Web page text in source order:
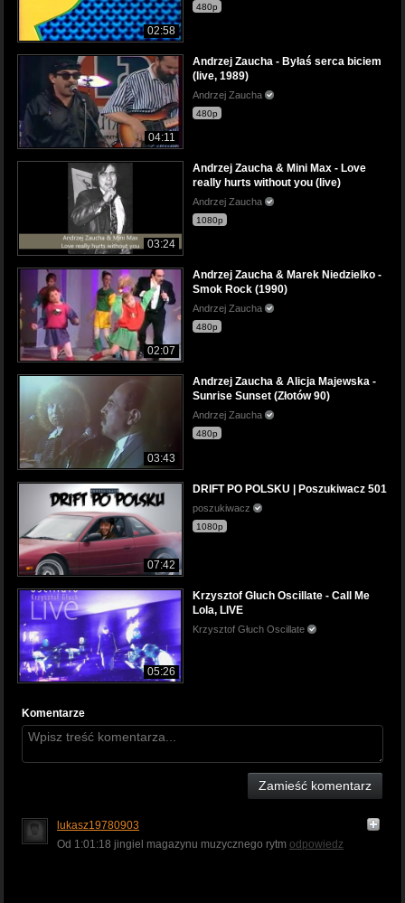
02:58
480p
04:11
Andrzej Zaucha - Byłaś serca biciem
(live, 1989)
Andrzej Zaucha
480p
03:24
Andrzej Zaucha & Mini Max - Love
really hurts without you (live)
Andrzej Zaucha
1080p
02:07
Andrzej Zaucha & Marek Niedzielko -
Smok Rock (1990)
Andrzej Zaucha
480p
03:43
Andrzej Zaucha & Alicja Majewska -
Sunrise Sunset (Złotów 90)
Andrzej Zaucha
480p
07:42
DRIFT PO POLSKU | Poszukiwacz 501
poszukiwacz
1080p
05:26
Krzysztof Gluch Oscillate - Call Me
Lola, LIVE
Krzysztof Głuch Oscillate
Komentarze
Zamieść komentarz
lukasz19780903
Od 1:01:18 jingiel magazynu muzycznego rytm odpowiedz